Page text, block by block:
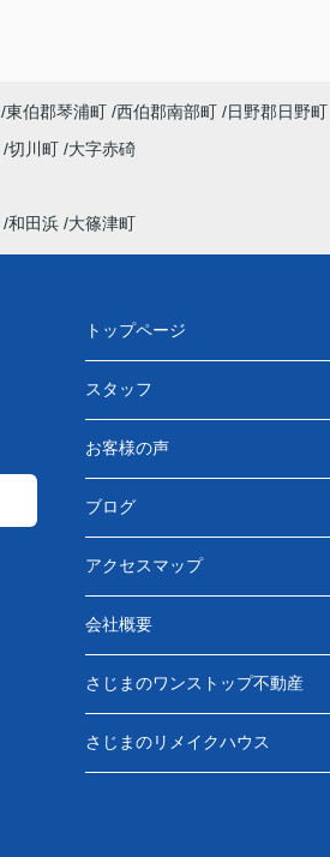
東伯郡琴浦町 西伯郡南部町 日野郡日野町
切川町 大字赤碕
和田浜 大篠津町
トップページ
スタッフ
お客様の声
ブログ
アクセスマップ
会社概要
さじまのワンストップ不動産
さじまのリメイクハウス